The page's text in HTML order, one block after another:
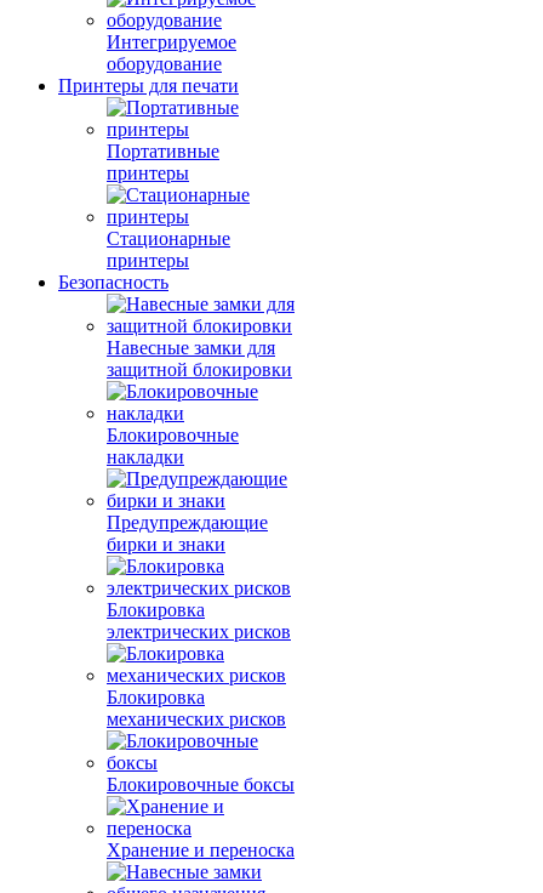
Интегрируемое
оборудование
Принтеры для печати
Портативные
принтеры
Стационарные
принтеры
Безопасность
Навесные замки для
защитной блокировки
Блокировочные
накладки
Предупреждающие
бирки и знаки
Блокировка
электрических рисков
Блокировка
механических рисков
Блокировочные боксы
Хранение и переноска